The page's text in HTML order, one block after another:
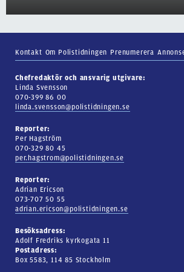
Kontakt Om Polistidningen Prenumerera
Chefredaktör och ansvarig utgivare:
Linda Svensson
070-399 86 00
linda.svensson@polistidningen.se
Reporter:
Per Hagström
070-329 80 45
per.hagstrom@polistidningen.se
Reporter:
Adrian Ericson
073-707 50 55
adrian.ericson@polistidningen.se
Besöksadress:
Adolf Fredriks kyrkogata 11
Postadress:
Box 5583, 114 85 Stockholm